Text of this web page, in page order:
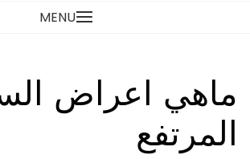
MENU
ماهي اعراض
المرتفع